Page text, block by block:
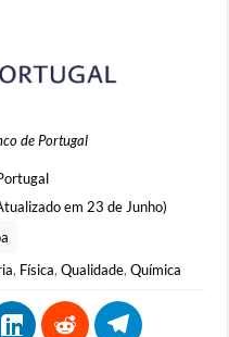
de Portugal
em 23 de Junho)
, Física,Qualidade,Química